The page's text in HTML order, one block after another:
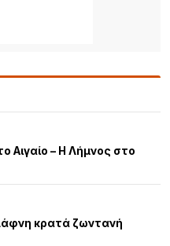
Αιγαίο – Η Λήμνος στο
κρατά ζωντανή